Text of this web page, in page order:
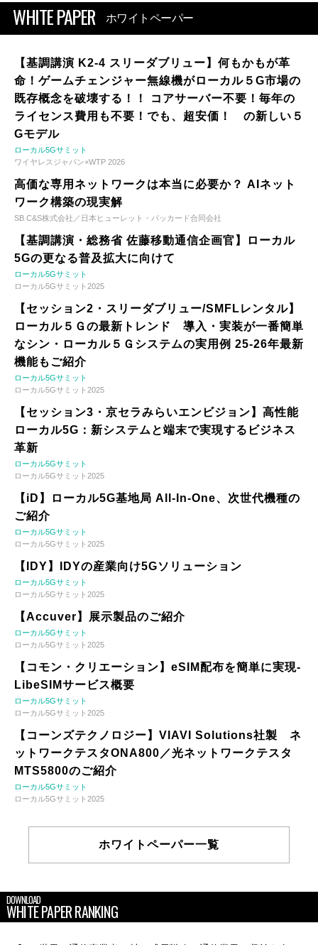
WHITE PAPER ホワイトペーパー
【基調講演 K2-4 スリーダブリュー】何もかもが革
命！ゲームチェンジャー無線機がローカル５G市場の
既存概念を破壊する！！ コアサーバー不要！毎年の
ライセンス費用も不要！でも、超安価！ の新しい５
Gモデル
ローカル5Gサミット
ワイヤレスジャパン×WTP 2026
高価な専用ネットワークは本当に必要か？ AIネット
ワーク構築の現実解
SB C&S株式会社／日本ヒューレット・パッカード合同会社
【基調講演・総務省 佐藤移動通信企画官】ローカル
5Gの更なる普及拡大に向けて
ローカル5Gサミット
ローカル5Gサミット2025
【セッション2・スリーダブリュー/SMFLレンタル】
ローカル５Ｇの最新トレンド 導入・実装が一番簡単
なシン・ローカル５Ｇシステムの実用例 25-26年最新
機能もご紹介
ローカル5Gサミット
ローカル5Gサミット2025
【セッション3・京セラみらいエンビジョン】高性能
ローカル5G：新システムと端末で実現するビジネス
革新
ローカル5Gサミット
ローカル5Gサミット2025
【iD】ローカル5G基地局 All-In-One、次世代機種の
ご紹介
ローカル5Gサミット
ローカル5Gサミット2025
【IDY】IDYの産業向け5Gソリューション
ローカル5Gサミット
ローカル5Gサミット2025
【Accuver】展示製品のご紹介
ローカル5Gサミット
ローカル5Gサミット2025
【コモン・クリエーション】eSIM配布を簡単に実現-
LibeSIMサービス概要
ローカル5Gサミット
ローカル5Gサミット2025
【コーンズテクノロジー】VIAVI Solutions社製 ネ
ットワークテスタONA800／光ネットワークテスタ
MTS5800のご紹介
ローカル5Gサミット
ローカル5Gサミット2025
ホワイトペーパー一覧
DOWNLOAD
WHITE PAPER RANKING